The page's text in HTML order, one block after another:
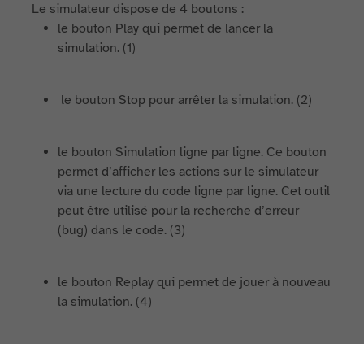
Le simulateur dispose de 4 boutons :
le bouton Play qui permet de lancer la
simulation. (1)
le bouton Stop pour arrêter la simulation. (2)
le bouton Simulation ligne par ligne. Ce bouton
permet d’afficher les actions sur le simulateur
via une lecture du code ligne par ligne. Cet outil
peut être utilisé pour la recherche d’erreur
(bug) dans le code. (3)
le bouton Replay qui permet de jouer à nouveau
la simulation. (4)